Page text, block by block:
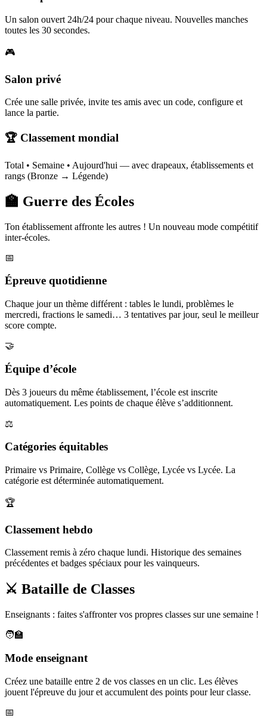
Un salon ouvert 24h/24 pour chaque niveau. Nouvelles manches
toutes les 30 secondes.
🎮
Salon privé
Crée une salle privée, invite tes amis avec un code, configure et
lance la partie.
🏆 Classement mondial
Total • Semaine • Aujourd'hui — avec drapeaux, établissements et
rangs (Bronze → Légende)
🏫 Guerre des Écoles
Ton établissement affronte les autres ! Un nouveau mode compétitif
inter-écoles.
📅
Épreuve quotidienne
Chaque jour un thème différent : tables le lundi, problèmes le
mercredi, fractions le samedi… 3 tentatives par jour, seul le meilleur
score compte.
🤝
Équipe d’école
Dès 3 joueurs du même établissement, l’école est inscrite
automatiquement. Les points de chaque élève s’additionnent.
⚖️
Catégories équitables
Primaire vs Primaire, Collège vs Collège, Lycée vs Lycée. La
catégorie est déterminée automatiquement.
🏆
Classement hebdo
Classement remis à zéro chaque lundi. Historique des semaines
précédentes et badges spéciaux pour les vainqueurs.
⚔️ Bataille de Classes
Enseignants : faites s'affronter vos propres classes sur une semaine !
🧑‍🏫
Mode enseignant
Créez une bataille entre 2 de vos classes en un clic. Les élèves
jouent l'épreuve du jour et accumulent des points pour leur classe.
📅